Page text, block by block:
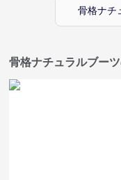
骨格ナチ
骨格ナチュラルブー